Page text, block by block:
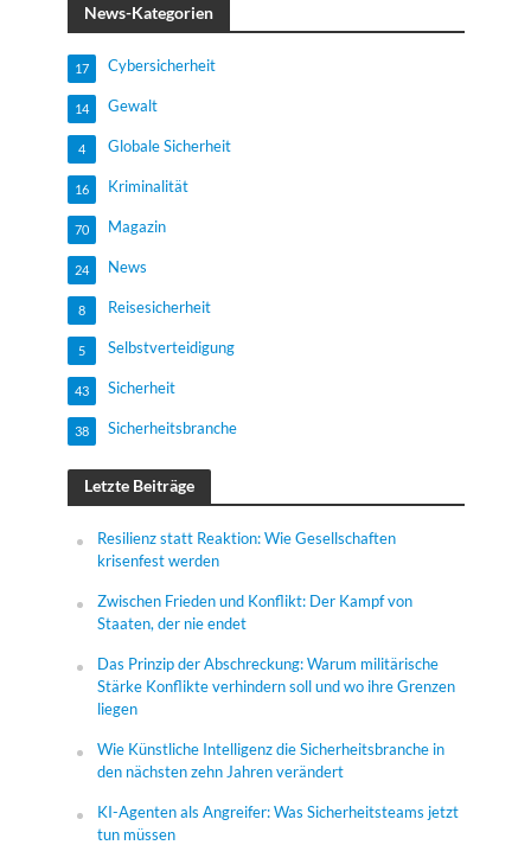
News-Kategorien
Cybersicherheit
17
Gewalt
14
Globale Sicherheit
4
Kriminalität
16
Magazin
70
News
24
Reisesicherheit
8
Selbstverteidigung
5
Sicherheit
43
Sicherheitsbranche
38
Letzte Beiträge
Resilienz statt Reaktion: Wie Gesellschaften
krisenfest werden
Zwischen Frieden und Konflikt: Der Kampf von
Staaten, der nie endet
Das Prinzip der Abschreckung: Warum militärische
Stärke Konflikte verhindern soll und wo ihre Grenzen
liegen
Wie Künstliche Intelligenz die Sicherheitsbranche in
den nächsten zehn Jahren verändert
KI-Agenten als Angreifer: Was Sicherheitsteams jetzt
tun müssen